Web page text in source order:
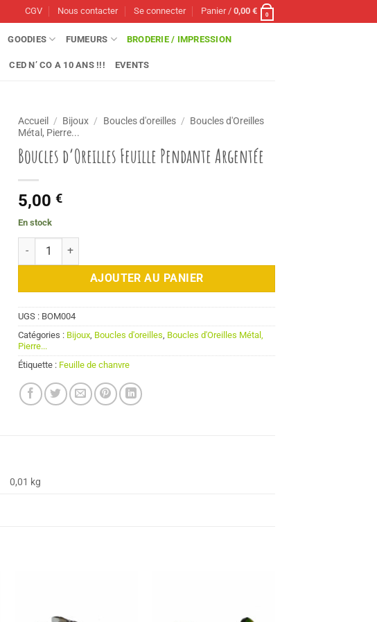
CGV Nous contacter Se connecter Panier /0,00€ 0
GOODIES FUMEURS BRODERIE / IMPRESSION
CED N’ CO A 10 ANS !!! EVENTS
Accueil / Bijoux / Boucles d'oreilles / Boucles d'Oreilles
Métal, Pierre...
Boucles d’Oreilles Feuille Pendante Argentée
5,00€
En stock
AJOUTER AU PANIER
UGS : BOM004
Catégories : Bijoux Boucles d'oreilles Boucles d'Oreilles Métal,
Pierre...
Étiquette : Feuille de chanvre
0,01 kg